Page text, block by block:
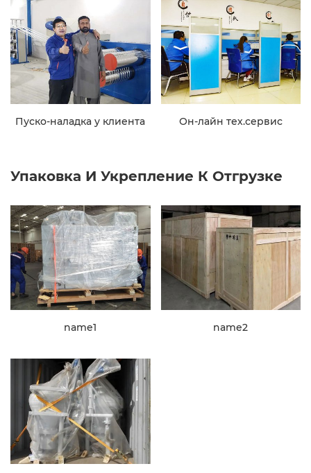
Пуско-наладка у клиента Он-лайн тех.сервис
Упаковка И Укрепление К Отгрузке
name1 name2